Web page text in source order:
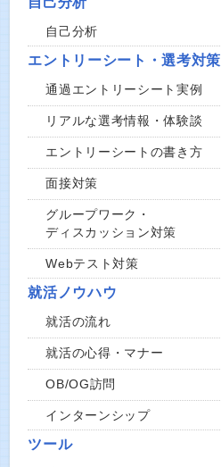
自己分析
エントリーシート・選考対策
通過エントリーシート実例
リアルな選考情報・体験談
エントリーシートの書き方
面接対策
グループワーク・
ディスカッション対策
Webテスト対策
就活ノウハウ
就活の流れ
就活の心得・マナー
OB/OG訪問
インターンシップ
ツール